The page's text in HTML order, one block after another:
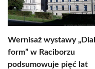
Wernisaż wystawy
form” w Raciborzu
podsumowuje pięć lat